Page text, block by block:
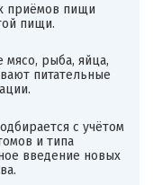
приёмов пищи
пищи.
рыба, яйца,
питательные
с учётом
и типа
введение новых